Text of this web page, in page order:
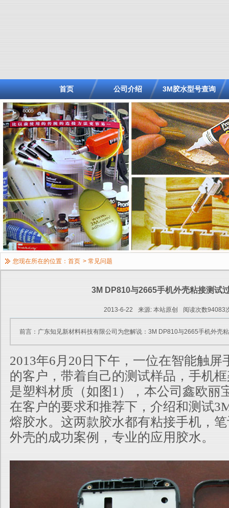
首页 公司介绍 3M胶水型号查询
您现在所在的位置： 首页 > 常见问题
3M DP810与2665手机外壳粘接测试
2013-6-22 来源: 本站原创 阅读次数94083
前言：广东知见新材料科技有限公司为您解说：3M DP810与2665手机外壳
2013年6月20日下午，一位在智能触屏
的客户，带着自己的测试样品，手机
是塑料材质（如图1），本公司鑫欧
在客户的要求和推荐下，介绍和测试
熔胶水。这两款胶水都有粘接手机，
外壳的成功案例，专业的应用胶水。